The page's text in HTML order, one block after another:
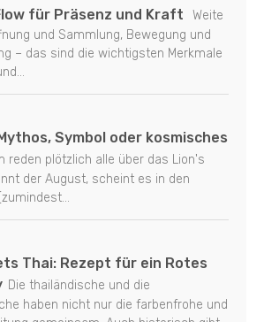
für Präsenz und Kraft
Weite
und Sammlung, Bewegung und
– das sind die wichtigsten Merkmale
Symbol oder kosmisches
reden plötzlich alle über das Lion's
der August, scheint es in den
Thai: Rezept für ein Rotes
Die thailändische und die
haben nicht nur die farbenfrohe und